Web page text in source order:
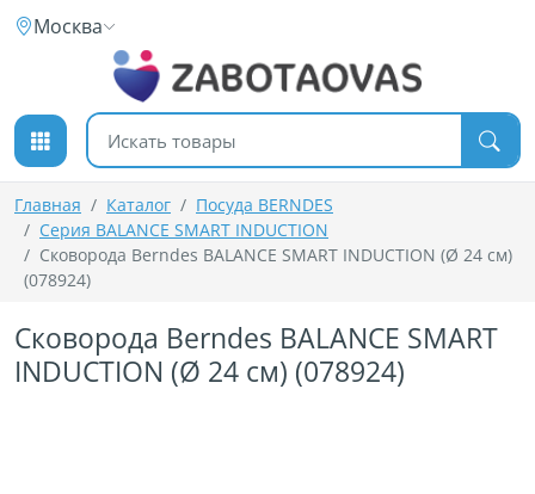
К содержимому
Москва
Поиск товаров
Главная Каталог
Посуда BERNDES
Серия BALANCE SMART INDUCTION
Сковорода Berndes BALANCE SMART INDUCTION (Ø 24 см)
(078924)
Сковорода Berndes BALANCE SMART
INDUCTION (Ø 24 см) (078924)